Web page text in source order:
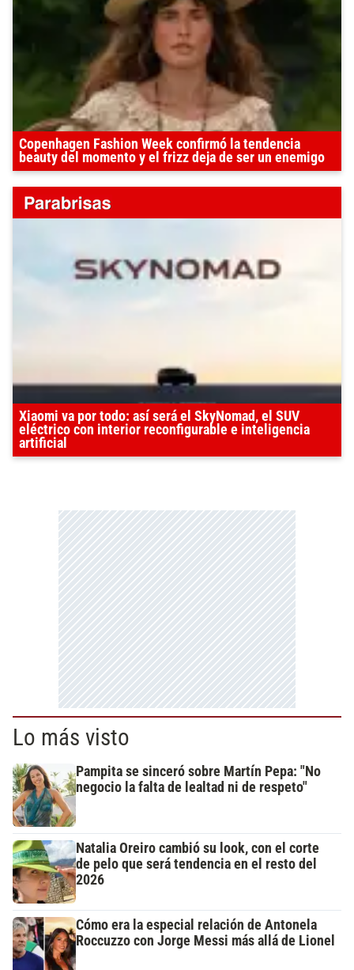
Copenhagen Fashion Week confirmó la tendencia
beauty del momento y el frizz deja de ser un enemigo
Xiaomi va por todo: así será el SkyNomad, el SUV
eléctrico con interior reconfigurable e inteligencia
artificial
Lo más visto
Pampita se sinceró sobre Martín Pepa: "No
negocio la falta de lealtad ni de respeto"
Natalia Oreiro cambió su look, con el corte
de pelo que será tendencia en el resto del
2026
Cómo era la especial relación de Antonela
Roccuzzo con Jorge Messi más allá de Lionel